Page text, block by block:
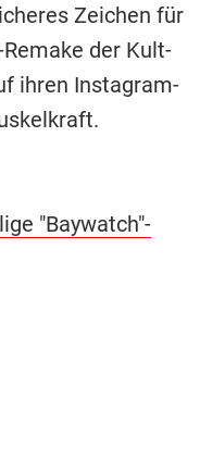
Zeichen für
der Kult-
ihren Instagram-
"Baywatch"-